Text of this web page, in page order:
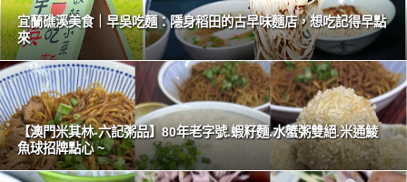
宜蘭礁溪美食｜早吳吃麵：隱身稻田的古早味麵店，想吃記得早點
來
【澳門米其林-六記粥品】80年老字號.蝦籽麵.水蟹粥雙絕.米通鯪
魚球招牌點心 ~